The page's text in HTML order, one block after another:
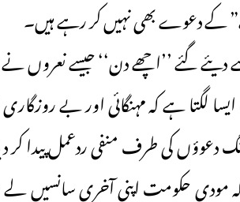
دیئے گئے ’’اچھے دن‘‘ جیسے نعروں
لگتا ہے کہ مہنگائی اور بے
دعوؤں کی طرف منفی ردعمل پیدا
کہ مودی حکومت اپنی آخری سانسیں